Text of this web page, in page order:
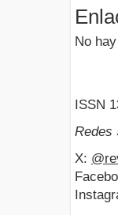
No
ISSN
Redes
X: